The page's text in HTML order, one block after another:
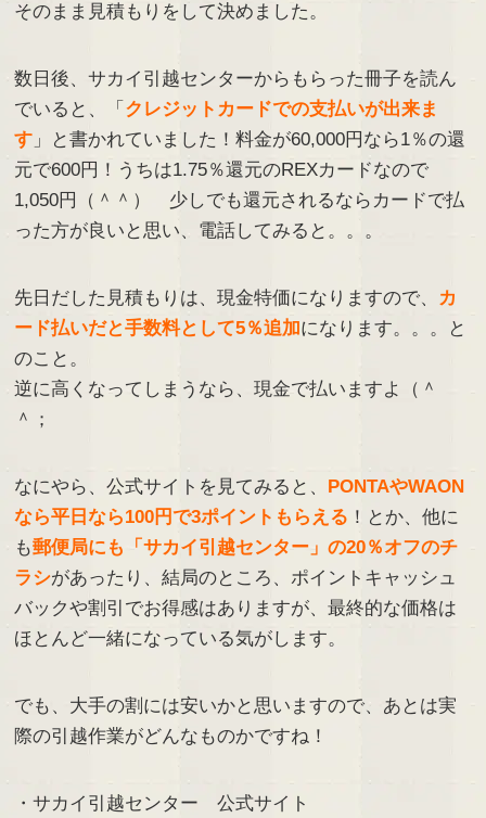
そのまま見積もりをして決めました。
数日後、サカイ引越センターからもらった冊子を読ん
でいると、「 クレジットカードでの支払いが出来ま
す 」と書かれていました！料金が60,000円なら1％の還
元で600円！うちは1.75％還元のREXカードなので
1,050円（＾＾） 少しでも還元されるならカードで払
った方が良いと思い、電話してみると。。。
先日だした見積もりは、現金特価になりますので、 カ
ード払いだと手数料として5％追加になります。。。と
のこと。
逆に高くなってしまうなら、現金で払いますよ（＾
＾；
なにやら、公式サイトを見てみると、 PONTAやWAON
なら平日なら100円で3ポイントもらえる ！とか、他に
も郵便局にも「サカイ引越センター」の20％オフのチ
ラシがあったり、結局のところ、ポイントキャッシュ
バックや割引でお得感はありますが、最終的な価格は
ほとんど一緒になっている気がします。
でも、大手の割には安いかと思いますので、あとは実
際の引越作業がどんなものかですね！
・サカイ引越センター 公式サイト